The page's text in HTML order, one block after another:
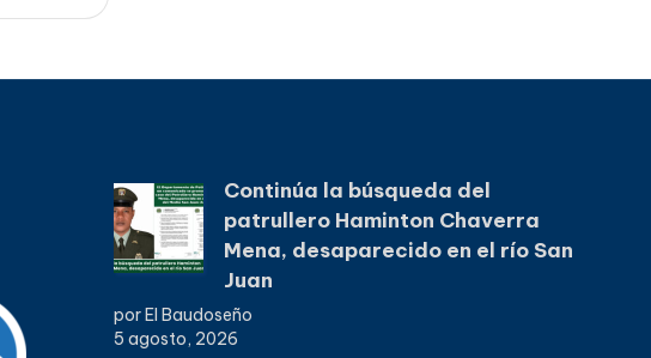
Continúa la búsqueda del
patrullero Haminton Chaverra
Mena, desaparecido en el río San
Juan
por El Baudoseño
5 agosto, 2026